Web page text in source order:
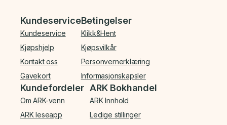
Bunnmeny
Kundeservice
Kundeservice
Kjøpshjelp
Kontakt oss
Gavekort
Betingelser
Klikk&Hent
Kjøpsvilkår
Personvernerklæring
Informasjonskapsler
Kundefordeler
Om ARK-venn
ARK leseapp
ARK Bokhandel
ARK Innhold
Ledige stillinger